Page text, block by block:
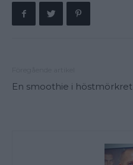
En smoothie i höstmörkret